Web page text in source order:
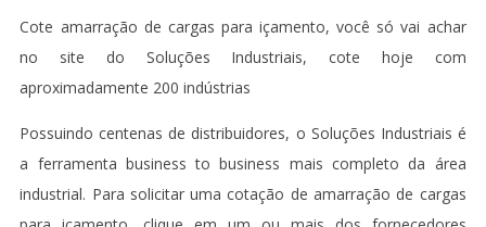
Cote amarração de cargas para içamento, você só vai achar
no site do Soluções Industriais, cote hoje com
aproximadamente 200 indústrias
Possuindo centenas de distribuidores, o Soluções Industriais é
a ferramenta business to business mais completo da área
industrial. Para solicitar uma cotação de amarração de cargas